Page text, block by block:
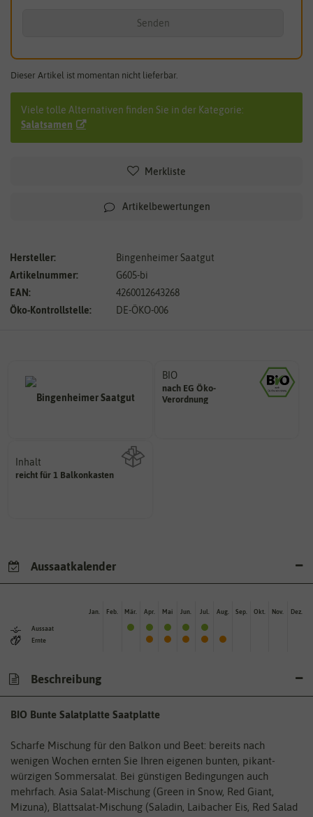
Senden
Dieser Artikel ist momentan nicht lieferbar.
Viele tolle Alternativen finden Sie in der Kategorie:
Salatsamen
Merkliste
Artikelbewertungen
Hersteller:
Bingenheimer Saatgut
Artikelnummer:
G605-bi
EAN:
4260012643268
Öko-Kontrollstelle:
DE-ÖKO-006
BIO
nach EG Öko-
Verordnung
den Richtlinien der biologischen
Landwirtschaft arbeiten.
Inhalt
reicht für 1 Balkonkasten
Wie viel ist enthalten
Aussaatkalender
Aussaat
Ernte
Jan. Feb. Mär. Apr. Mai Jun. Jul. Aug. Sep. Okt. Nov. Dez.
Beschreibung
BIO Bunte Salatplatte Saatplatte
Scharfe Mischung für den Balkon und Beet: bereits nach
wenigen Wochen ernten Sie Ihren eigenen bunten, pikant-
würzigen Sommersalat. Bei günstigen Bedingungen auch
mehrfach. Asia Salat-Mischung (Green in Snow, Red Giant,
Mizuna), Blattsalat-Mischung (Saladin, Laibacher Eis, Red Salad